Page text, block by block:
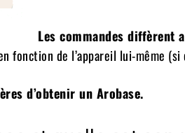
Les commandes diffèrent
fonction de l’appareil lui-même
d’obtenir un Arobase.